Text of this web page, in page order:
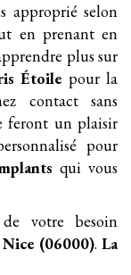
approprié selon
en prenant en
plus sur
Étoile pour la
contact sans
feront un plaisir
pour
qui vous
votre besoin
Nice (06000).La